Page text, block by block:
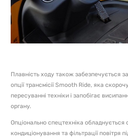
Плавність ходу також забезпечується
опції трансмісії Smooth Ride, яка
пересуванні техніки і запобігає
органу.
Опціонально спецтехніка обладнується
кондиціонування та фільтрації повітря